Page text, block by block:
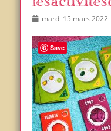
Postedmardi 15 mars 2022
Save